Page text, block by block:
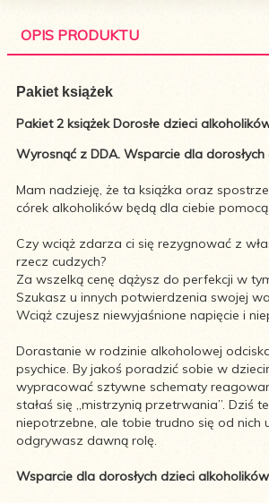
OPIS PRODUKTU
Pakiet książek
Pakiet 2 książek Dorosłe dzieci
Wyrosnąć z DDA. Wsparcie dla
Mam nadzieję, że ta książka oraz
córek alkoholików będą dla ciebie
Czy wciąż zdarza ci się rezygnować z
rzecz cudzych?
Za wszelką cenę dążysz do perfekcji w
Szukasz u innych potwierdzenia swojej
Wciąż czujesz niewyjaśnione napięcie i
Dorastanie w rodzinie alkoholowej
psychice. By jakoś poradzić sobie w
wypracować sztywne schematy
stałaś się „mistrzynią przetrwania”. Dziś
niepotrzebne, ale tobie trudno się od nich
odgrywasz dawną rolę.
Wsparcie dla dorosłych dzieci alkoholików